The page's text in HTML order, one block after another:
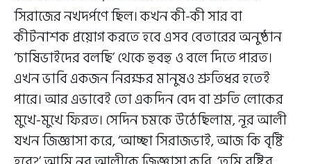
সিরাজের নখদর্পণে ছিল। কখন কী-কী সার বা
কীটনাশক প্রয়োগ করতে হবে এসব বেতারের অনুষ্ঠান
‘চাষিভাইদের বলছি’ থেকে হুবহু ও বলে দিতে পারত।
এখন ভাবি একজন নিরক্ষর মানুষও শ্রুতিধর হতেই
পারে। আর এভাবেই তো একদিন বেদ বা শ্রুতি লোকের
মুখে-মুখে ফিরত। সেদিন চমকে উঠেছিলাম, নূর আলী
যখন জিজ্ঞাসা করে, ‘আচ্ছা সিরাজভাই, আজ কি বৃষ্টি